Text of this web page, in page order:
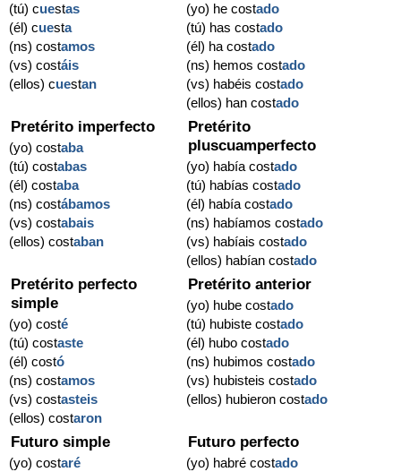
(tú) cuestas
(él) cuesta
(ns) costamos
(vs) costáis
(ellos) cuestan
(yo) he costado
(tú) has costado
(él) ha costado
(ns) hemos costado
(vs) habéis costado
(ellos) han costado
Pretérito imperfecto
(yo) costaba
(tú) costabas
(él) costaba
(ns) costábamos
(vs) costabais
(ellos) costaban
Pretérito
pluscuamperfecto
(yo) había costado
(tú) habías costado
(él) había costado
(ns) habíamos costado
(vs) habíais costado
(ellos) habían costado
Pretérito perfecto
simple
(yo) costé
(tú) costaste
(él) costó
(ns) costamos
(vs) costasteis
(ellos) costaron
Pretérito anterior
(yo) hube costado
(tú) hubiste costado
(él) hubo costado
(ns) hubimos costado
(vs) hubisteis costado
(ellos) hubieron costado
Futuro simple
(yo) costaré
Futuro perfecto
(yo) habré costado